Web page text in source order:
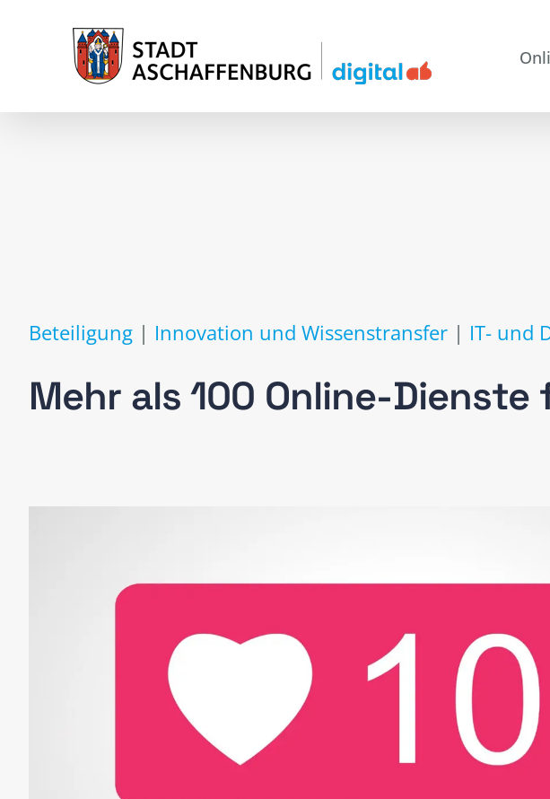
Beteiligung| Innovation und Wissenstransfer| IT- und
Mehr als 100 Online-